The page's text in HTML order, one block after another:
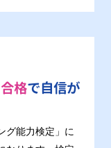
格で自信が
グ能力検定」に